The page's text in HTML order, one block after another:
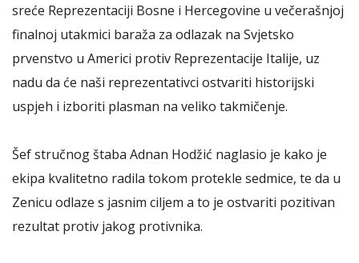
sreće Reprezentaciji Bosne i Hercegovine u večerašnjoj
finalnoj utakmici baraža za odlazak na Svjetsko
prvenstvo u Americi protiv Reprezentacije Italije, uz
nadu da će naši reprezentativci ostvariti historijski
uspjeh i izboriti plasman na veliko takmičenje.
Šef stručnog štaba Adnan Hodžić naglasio je kako je
ekipa kvalitetno radila tokom protekle sedmice, te da u
Zenicu odlaze s jasnim ciljem a to je ostvariti pozitivan
rezultat protiv jakog protivnika.